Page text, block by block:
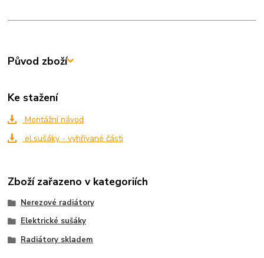
Původ zboží
Ke stažení
Montážní návod
el.sušáky - vyhřívané části
Zboží zařazeno v kategoriích
Nerezové radiátory
Elektrické sušáky
Radiátory skladem